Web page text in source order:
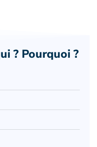
? Pourquoi ?